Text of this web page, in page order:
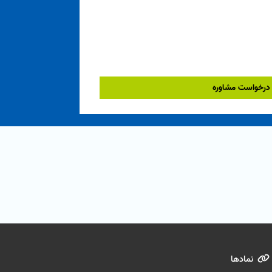
درخواست مشاوره
نمادها